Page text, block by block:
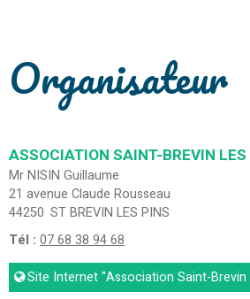
Organisateur
ASSOCIATION SAINT-BREVIN
Mr NISIN Guillaume
21 avenue Claude Rousseau
44250 ST BREVIN LES PINS
Tél : 07 68 38 94 68
Site Internet"Association Saint-Brevin